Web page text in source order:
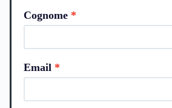
Cognome
Email